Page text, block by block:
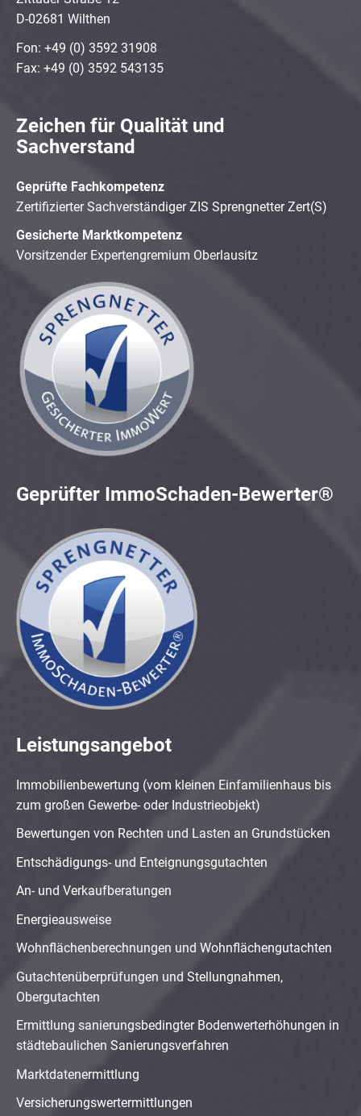
D-02681 Wilthen
Fon: +49 (0) 3592 31908
Fax: +49 (0) 3592 543135
Zeichen für Qualität und
Sachverstand
Geprüfte Fachkompetenz
Zertifizierter Sachverständiger ZIS Sprengnetter Zert(S)
Gesicherte Marktkompetenz
Vorsitzender Expertengremium Oberlausitz
Geprüfter ImmoSchaden-Bewerter®
Leistungsangebot
Immobilienbewertung (vom kleinen Einfamilienhaus bis
zum großen Gewerbe- oder Industrieobjekt)
Bewertungen von Rechten und Lasten an Grundstücken
Entschädigungs- und Enteignungsgutachten
An- und Verkaufberatungen
Energieausweise
Wohnflächenberechnungen und Wohnflächengutachten
Gutachtenüberprüfungen und Stellungnahmen,
Obergutachten
Ermittlung sanierungsbedingter Bodenwerterhöhungen in
städtebaulichen Sanierungsverfahren
Marktdatenermittlung
Versicherungswertermittlungen